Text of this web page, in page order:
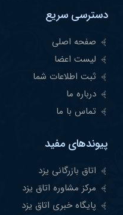
دسترسی سریع
صفحه اصلی
لیست اعضا
ثبت اطلاعات شما
درباره ما
تماس با ما
پیوندهای مفید
اتاق بازرگانی یزد
مرکز مشاوره اتاق یزد
پایگاه خبری اتاق یزد